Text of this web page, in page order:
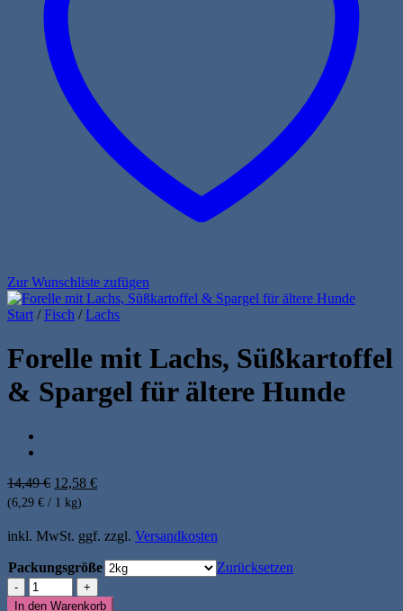
Zur Wunschliste zufügen
Start / Fisch / Lachs
Forelle mit Lachs, Süßkartoffel
& Spargel für ältere Hunde
14,49€ Ursprünglicher
Preis
war:
14,49 €
12,58 €Aktueller
12,58 €.
(6,29 € / 1 kg)
inkl. MwSt. ggf. zzgl. Versandkosten
Packungsgröße
Zurücksetzen
Forelle
mit
In den Warenkorb